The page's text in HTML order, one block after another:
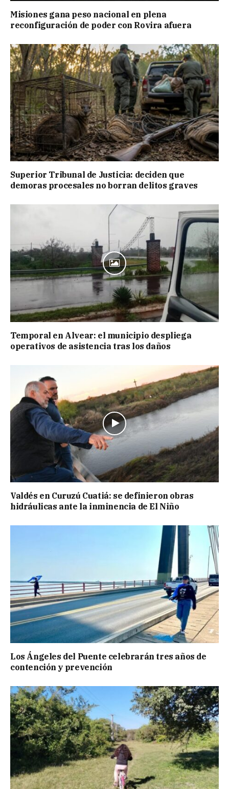
Misiones gana peso nacional en plena
reconfiguración de poder con Rovira afuera
Superior Tribunal de Justicia: deciden que
demoras procesales no borran delitos graves
Temporal en Alvear: el municipio despliega
operativos de asistencia tras los daños
Valdés en Curuzú Cuatiá: se definieron obras
hidráulicas ante la inminencia de El Niño
Los Ángeles del Puente celebrarán tres años de
contención y prevención